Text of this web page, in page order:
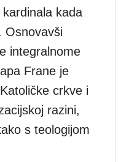
kardinala kada
Osnovavši
integralnome
Frane je
crkve i
razini,
s teologijom